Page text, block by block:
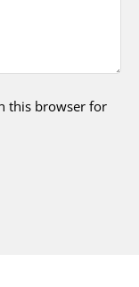
this browser for